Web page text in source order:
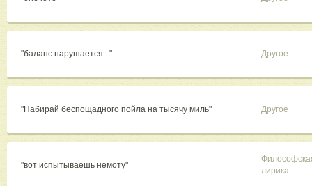
"баланс нарушается..." Другое
"Набирай беспощадного пойла на тысячу миль" Другое
"вот испытываешь немоту"
лирика